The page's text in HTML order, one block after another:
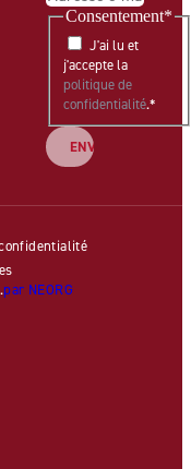
Consentement*
J'ai lu et
j'accepte la
politique de
confidentialité.*
par NEORG